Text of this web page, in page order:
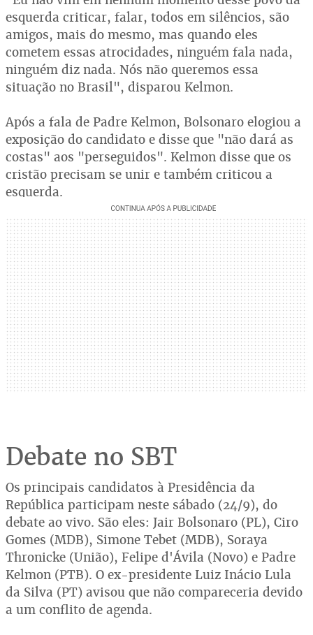
esquerda criticar, falar, todos em silêncios, são
amigos, mais do mesmo, mas quando eles
cometem essas atrocidades, ninguém fala nada,
ninguém diz nada. Nós não queremos essa
situação no Brasil", disparou Kelmon.
Após a fala de Padre Kelmon, Bolsonaro elogiou a
exposição do candidato e disse que "não dará as
costas" aos "perseguidos". Kelmon disse que os
cristão precisam se unir e também criticou a
esquerda.
Debate no SBT
Os principais candidatos à Presidência da
República participam neste sábado (24/9), do
debate ao vivo. São eles: Jair Bolsonaro (PL), Ciro
Gomes (MDB), Simone Tebet (MDB), Soraya
Thronicke (União), Felipe d'Ávila (Novo) e Padre
Kelmon (PTB). O ex-presidente Luiz Inácio Lula
da Silva (PT) avisou que não compareceria devido
a um conflito de agenda.